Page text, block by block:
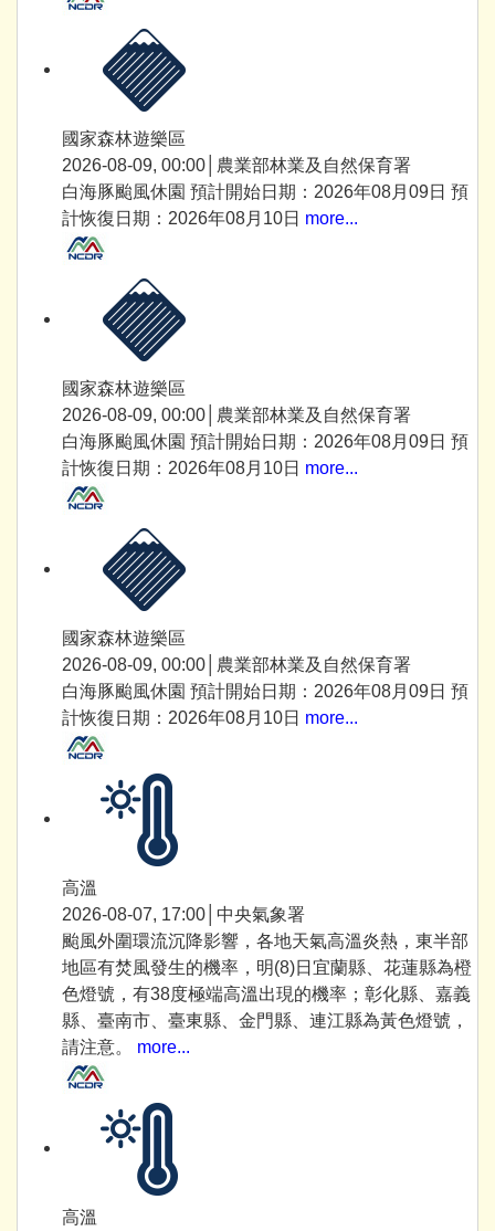
國家森林遊樂區
2026-08-09, 00:00│農業部林業及自然保育署
白海豚颱風休園 預計開始日期：2026年08月09日 預
計恢復日期：2026年08月10日 more...
國家森林遊樂區
2026-08-09, 00:00│農業部林業及自然保育署
白海豚颱風休園 預計開始日期：2026年08月09日 預
計恢復日期：2026年08月10日 more...
國家森林遊樂區
2026-08-09, 00:00│農業部林業及自然保育署
白海豚颱風休園 預計開始日期：2026年08月09日 預
計恢復日期：2026年08月10日 more...
高溫
2026-08-07, 17:00│中央氣象署
颱風外圍環流沉降影響，各地天氣高溫炎熱，東半部
地區有焚風發生的機率，明(8)日宜蘭縣、花蓮縣為橙
色燈號，有38度極端高溫出現的機率；彰化縣、嘉義
縣、臺南市、臺東縣、金門縣、連江縣為黃色燈號，
請注意。 more...
高溫